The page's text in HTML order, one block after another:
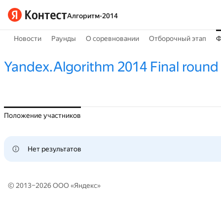
Алгоритм-2014
Новости Раунды О соревновании Отборочный этап
Yandex.Algorithm 2014 Final round
Положение участников
Нет результатов
© 2013–2026 ООО «Яндекс»